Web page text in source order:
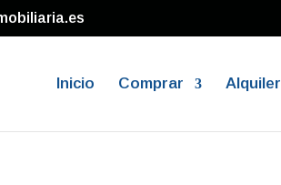
Inicio Comprar Alquiler